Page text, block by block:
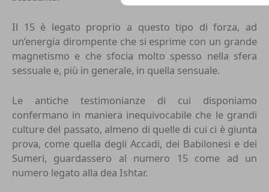
Il 15 è legato proprio a questo tipo di forza, ad
un’energia dirompente che si esprime con un grande
magnetismo e che sfocia molto spesso nella sfera
sessuale e, più in generale, in quella sensuale.
Le antiche testimonianze di cui disponiamo
confermano in maniera inequivocabile che le grandi
culture del passato, almeno di quelle di cui ci è giunta
prova, come quella degli Accadi, dei Babilonesi e dei
Sumeri, guardassero al numero 15 come ad un
numero legato alla dea Ishtar.